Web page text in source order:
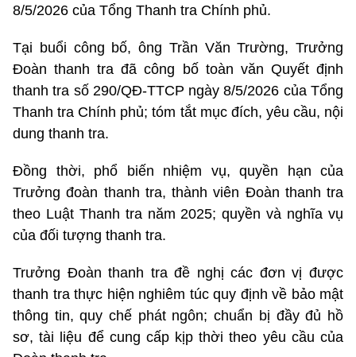
8/5/2026 của Tổng Thanh tra Chính phủ.
Tại buổi công bố, ông Trần Văn Trường, Trưởng
Đoàn thanh tra đã công bố toàn văn Quyết định
thanh tra số 290/QĐ-TTCP ngày 8/5/2026 của Tổng
Thanh tra Chính phủ; tóm tắt mục đích, yêu cầu, nội
dung thanh tra.
Đồng thời, phổ biến nhiệm vụ, quyền hạn của
Trưởng đoàn thanh tra, thành viên Đoàn thanh tra
theo Luật Thanh tra năm 2025; quyền và nghĩa vụ
của đối tượng thanh tra.
Trưởng Đoàn thanh tra đề nghị các đơn vị được
thanh tra thực hiện nghiêm túc quy định về bảo mật
thông tin, quy chế phát ngôn; chuẩn bị đầy đủ hồ
sơ, tài liệu để cung cấp kịp thời theo yêu cầu của